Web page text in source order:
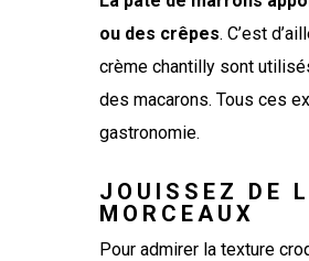
ou des crêpes. C’est
crème chantilly sont
des macarons. Tous ces
gastronomie.
JOUISSEZ DE
MORCEAUX
Pour admirer la texture